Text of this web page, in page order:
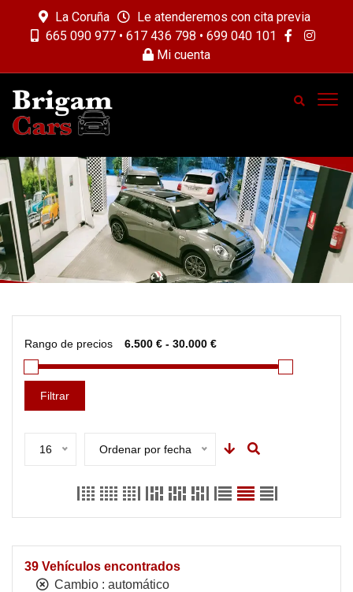
La Coruña
Le atenderemos con cita previa
665 090 977 • 617 436 798 • 699 040 101
Mi cuenta
Rango de precios
Filtrar
16 Ordenar por fecha
39 Vehículos encontrados
Cambio : automático